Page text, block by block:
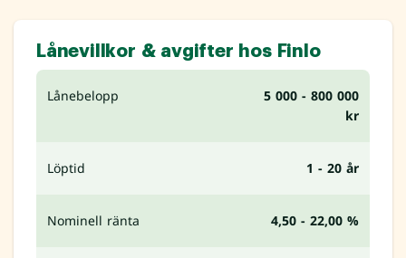
Lånevillkor & avgifter hos Finlo
Lånebelopp
5 000 - 800 000
kr
Löptid 1 - 20 år
Nominell ränta 4,50 - 22,00 %